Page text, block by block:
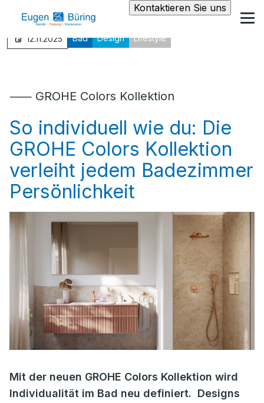
Kontaktieren Sie uns
12.11.2025 Bad Design Lifestyle
⸺ GROHE Colors Kollektion
So individuell wie du: Die
GROHE Colors Kollektion
verleiht jedem Badezimmer
Persönlichkeit
Mit der neuen GROHE Colors Kollektion wird
Individualität im Bad neu definiert. Designs